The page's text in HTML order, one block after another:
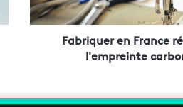
e
r
a
Fabriquer en France
l'empreinte